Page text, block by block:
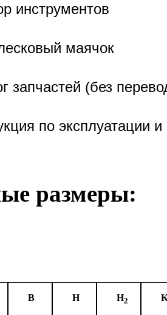
инструментов
маячок
запчастей (без
по эксплуатации
размеры:
B H H2